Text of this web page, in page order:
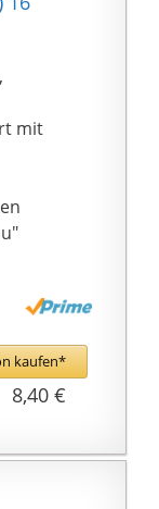
mit
kaufen*
8,40 €